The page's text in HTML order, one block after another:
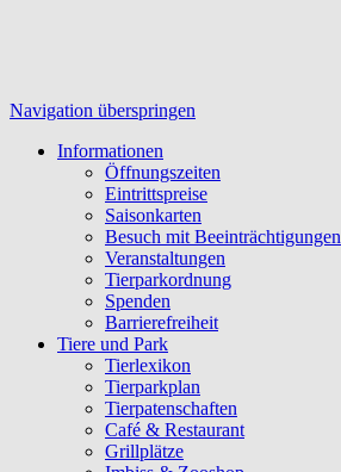
Navigation überspringen
Informationen
Öffnungszeiten
Eintrittspreise
Saisonkarten
Besuch mit Beeinträchtigungen
Veranstaltungen
Tierparkordnung
Spenden
Barrierefreiheit
Tiere und Park
Tierlexikon
Tierparkplan
Tierpatenschaften
Café & Restaurant
Grillplätze